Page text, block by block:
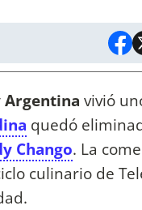
Argentina vivió
quedó
Chango. La
culinario de